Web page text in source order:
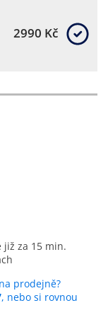
2990 Kč
za 15 min.
prodejně?
, nebo si rovnou